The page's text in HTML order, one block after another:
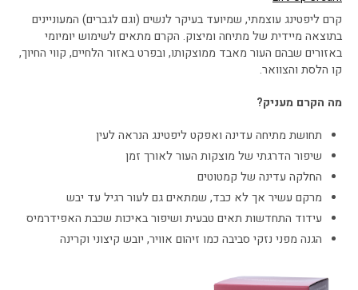
קרם ליפטינג עוצמתי, שמיועד בעיקר לנשים (וגם לגברים) המעוניינים
בתוצאה מיידית של מתיחה ומיצוק. הקרם מתאים לשימוש יומיומי
באזורים שבהם העור מאבד ממוצקותו, ובפרט באזור הלחיים, קווי החיוך,
קו הלסת והצוואר.
מה הקרם מעניק?
תחושת מתיחה עדינה ואפקט ליפטינג הנראה לעין
שיפור הדרגתי של מוצקות העור לאורך זמן
החלקה עדינה של קמטוטים
מרקם עשיר אך לא כבד, שמתאים גם לעור רגיל עד יבש
עידוד התחדשות תאים טבעית ושיפור באיכות שכבת האפידרמיס
הגנה מפני נזקי סביבה כמו זיהום אוויר, יובש קיצוני וקרינה